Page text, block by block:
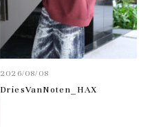
2026/08/08
DriesVanNoten_HAX